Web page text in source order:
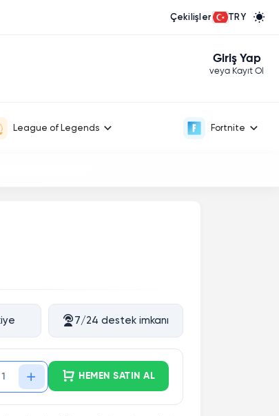
Çekilişler TRY
Giriş Yap
veya Kayıt Ol
League of Legends Fortnite
7/24 destek imkanı
HEMEN SATIN AL